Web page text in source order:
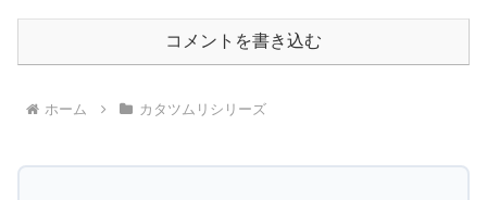
コメントを書き込む
ホーム カタツムリシリーズ